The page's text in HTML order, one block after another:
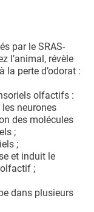
par le SRAS-
l’animal, révèle
la perte d’odorat :
olfactifs :
neurones
des molécules
;
;
et induit le
;
dans plusieurs